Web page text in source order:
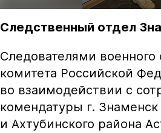
Следственный отдел
Следователями военного
комитета Российской
во взаимодействии с
комендатуры г. Знаменск
и Ахтубинского района